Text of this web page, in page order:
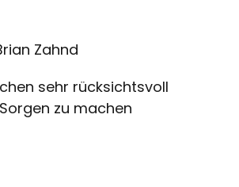
Zahnd
sehr rücksichtsvoll
zu machen